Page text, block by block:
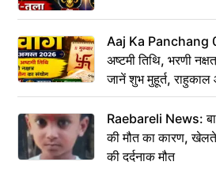
Aaj Ka
अष्टमी तिथि, भरणी
जानें शुभ मुहूर्त,
Raebareli News:
की मौत का कारण,
की दर्दनाक मौत